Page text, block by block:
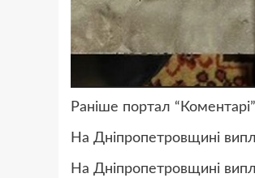
Раніше портал
На Дніпропетровщині
На Дніпропетровщині